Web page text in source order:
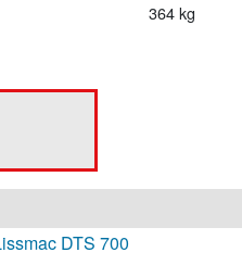
364 kg
DTS 700